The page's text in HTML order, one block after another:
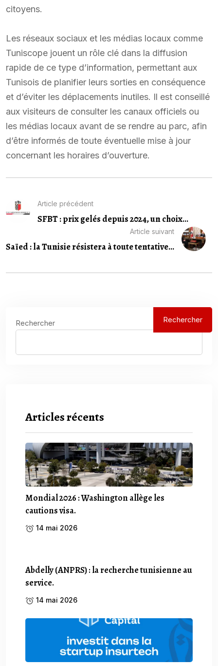
citoyens.
Les réseaux sociaux et les médias locaux comme
Tuniscope jouent un rôle clé dans la diffusion
rapide de ce type d’information, permettant aux
Tunisois de planifier leurs sorties en conséquence
et d’éviter les déplacements inutiles. Il est conseillé
aux visiteurs de consulter les canaux officiels ou
les médias locaux avant de se rendre au parc, afin
d’être informés de toute éventuelle mise à jour
concernant les horaires d’ouverture.
Article précédent
SFBT : prix gelés depuis 2024, un choix...
Article suivant
Saïed : la Tunisie résistera à toute tentative...
Rechercher Rechercher
Articles récents
Mondial 2026 : Washington allège les
cautions visa.
14 mai 2026
Abdelly (ANPRS) : la recherche tunisienne au
service.
14 mai 2026